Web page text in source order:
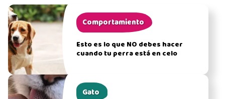
Comportamiento
Esto es lo que NO debes hacer
cuando tu perra está en celo
Gato